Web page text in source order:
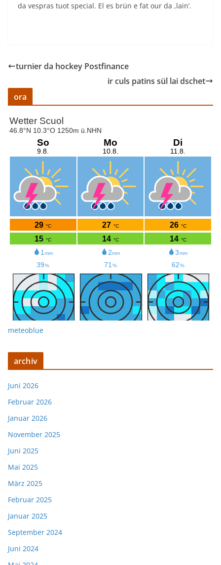
da vespras tuot special. El es brün e fat our da ,lain’.
turnier da hockey Postfinance
ir culs patins sül lai dschet
ora
meteoblue
archiv
Juni 2026
Februar 2026
Januar 2026
November 2025
Juni 2025
Mai 2025
März 2025
Februar 2025
Januar 2025
September 2024
Juni 2024